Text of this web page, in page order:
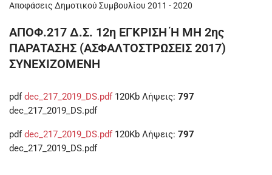
Αποφάσεις Δημοτικού Συμβουλίου 2011 - 2020
ΑΠΟΦ.217 Δ.Σ. 12η ΕΓΚΡΙΣΗ Ή ΜΗ 2ης
ΠΑΡΑΤΑΣΗΣ (ΑΣΦΑΛΤΟΣΤΡΩΣΕΙΣ 2017)
ΣΥΝΕΧΙΖΟΜΕΝΗ
pdf dec_217_2019_DS.pdf 120Kb Λήψεις: 797
dec_217_2019_DS.pdf
pdf dec_217_2019_DS.pdf 120Kb Λήψεις: 797
dec_217_2019_DS.pdf